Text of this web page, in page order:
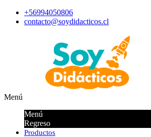
+56994050806
contacto@soydidacticos.cl
Menú
Menú
Regreso
Productos